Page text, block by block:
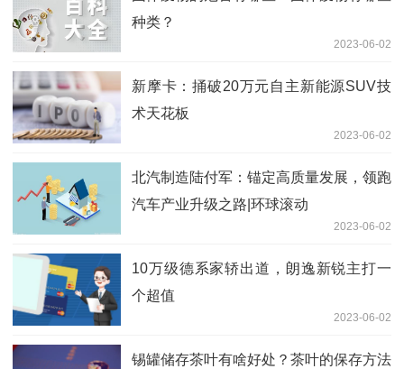
种类？
2023-06-02
新摩卡：捅破20万元自主新能源SUV技
术天花板
2023-06-02
北汽制造陆付军：锚定高质量发展，领跑
汽车产业升级之路|环球滚动
2023-06-02
10万级德系家轿出道，朗逸新锐主打一
个超值
2023-06-02
锡罐储存茶叶有啥好处？茶叶的保存方法